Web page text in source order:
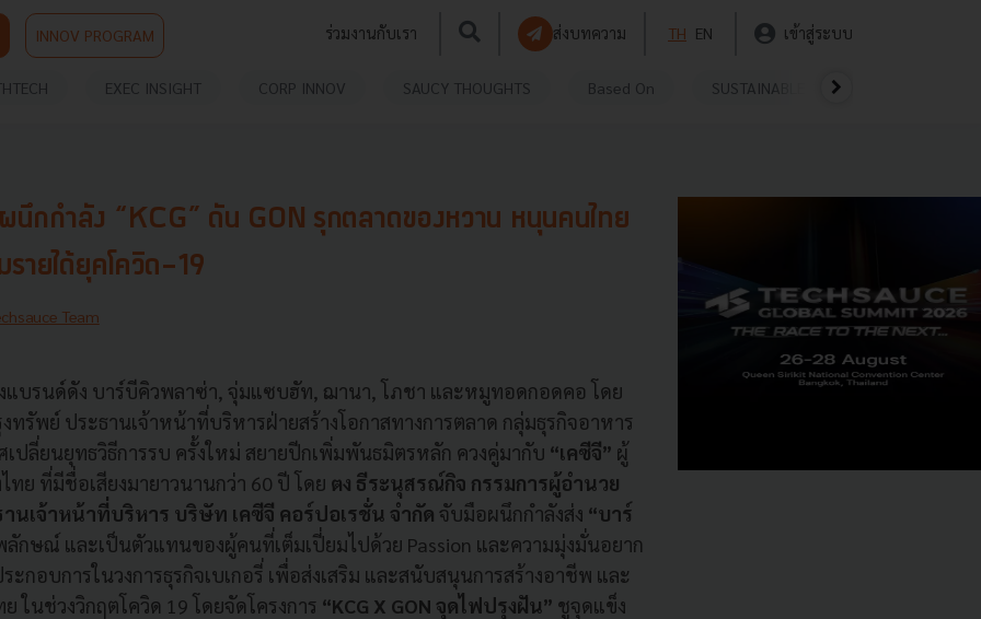
INNOV PROGRAM ร่วมงานกับเรา ส่งบทความ TH EN เข้าสู่ระบบ
EXEC INSIGHT CORP INNOV SAUCY THOUGHTS Based On SUSTAINABLE
กกำลัง “KCG” ดัน GON รุกตลาดของหวาน หนุนคนไทย
รายได้ยุคโควิด-19
Team
แบรนด์ดัง บาร์บีคิวพลาซ่า, จุ่มแซบฮัท, ฌานา, โภชา และหมูทอดกอดคอ โดย
พย์ ประธานเจ้าหน้าที่บริหารฝ่ายสร้างโอกาสทางการตลาด กลุ่มธุรกิจอาหาร
ปลี่ยนยุทธวิธีการรบ ครั้งใหม่ สยายปีกเพิ่มพันธมิตรหลัก ควงคู่มากับ “เคซีจี” ผู้
ทย ที่มีชื่อเสียงมายาวนานกว่า 60 ปี โดย ตง ธีระนุสรณ์กิจ กรรมการผู้อำนวย
นเจ้าหน้าที่บริหาร บริษัท เคซีจี คอร์ปอเรชั่น จำกัด จับมือผนึกกำลังส่ง “บาร์
กษณ์ และเป็นตัวแทนของผู้คนที่เต็มเปี่ยมไปด้วย Passion และความมุ่งมั่นอยาก
ะกอบการในวงการธุรกิจเบเกอรี่ เพื่อส่งเสริม และสนับสนุนการสร้างอาชีพ และ
ในช่วงวิกฤตโควิด 19 โดยจัดโครงการ “KCG X GON จุดไฟปรุงฝัน” ชูจุดแข็ง